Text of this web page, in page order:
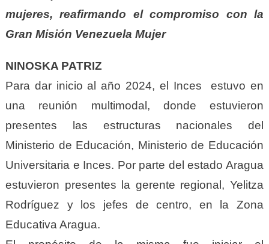
mujeres, reafirmando el compromiso con la
Gran Misión Venezuela Mujer
NINOSKA PATRIZ
Para dar inicio al año 2024, el Inces estuvo en
una reunión multimodal, donde estuvieron
presentes las estructuras nacionales del
Ministerio de Educación, Ministerio de Educación
Universitaria e Inces. Por parte del estado Aragua
estuvieron presentes la gerente regional, Yelitza
Rodríguez y los jefes de centro, en la Zona
Educativa Aragua.